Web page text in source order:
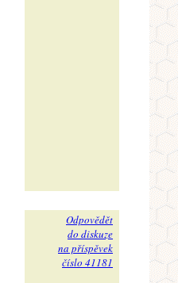
Odpovědět
do diskuze
na příspěvek
číslo 41181